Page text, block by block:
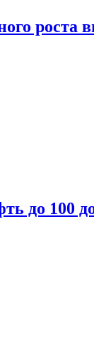
роста
до 100